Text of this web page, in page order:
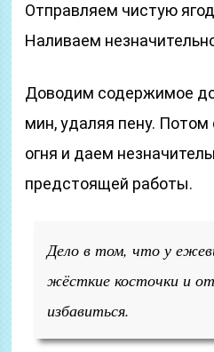
Отправляем чистую
Наливаем
Доводим содержимое
мин, удаляя пену.
огня и даем
предстоящей работы.
Дело в том, что у
жёсткие косточки и
избавиться.